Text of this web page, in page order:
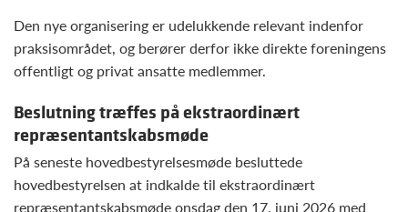
Den nye organisering er udelukkende relevant indenfor
praksisområdet, og berører derfor ikke direkte foreningens
offentligt og privat ansatte medlemmer.
Beslutning træffes på ekstraordinært
repræsentantskabsmøde
På seneste hovedbestyrelsesmøde besluttede
hovedbestyrelsen at indkalde til ekstraordinært
repræsentantskabsmøde onsdag den 17. juni 2026 med